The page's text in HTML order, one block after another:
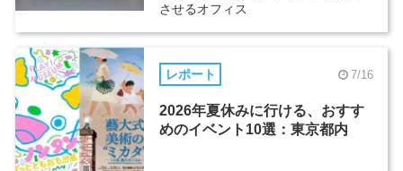
させるオフィス
レポート 7/16
2026年夏休みに行ける、おすす
めのイベント10選：東京都内